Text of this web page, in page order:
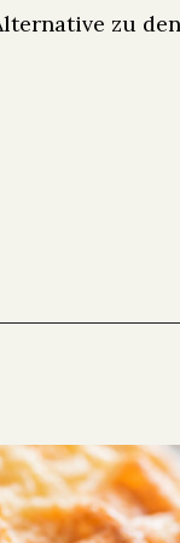
zu den